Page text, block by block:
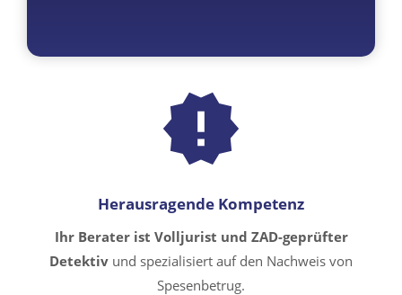
Herausragende Kompetenz
Ihr Berater ist Volljurist und ZAD-geprüfter
Detektiv und spezialisiert auf den Nachweis von
Spesenbetrug.